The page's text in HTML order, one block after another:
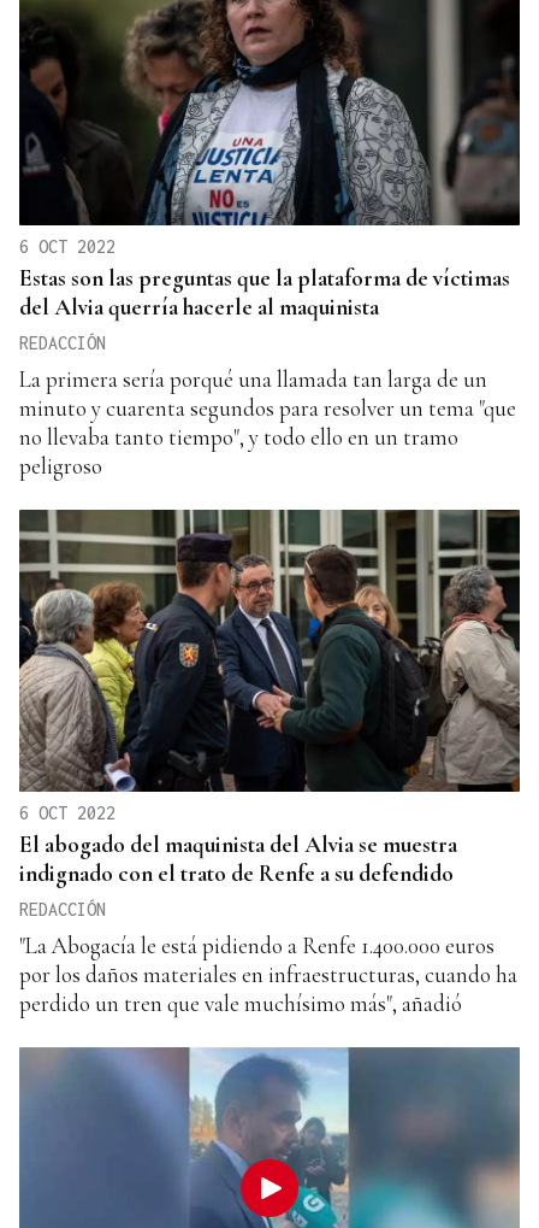
6 OCT 2022
Estas son las preguntas que la plataforma de víctimas
del Alvia querría hacerle al maquinista
REDACCIÓN
La primera sería porqué una llamada tan larga de un
minuto y cuarenta segundos para resolver un tema "que
no llevaba tanto tiempo", y todo ello en un tramo
peligroso
6 OCT 2022
El abogado del maquinista del Alvia se muestra
indignado con el trato de Renfe a su defendido
REDACCIÓN
"La Abogacía le está pidiendo a Renfe 1.400.000 euros
por los daños materiales en infraestructuras, cuando ha
perdido un tren que vale muchísimo más", añadió